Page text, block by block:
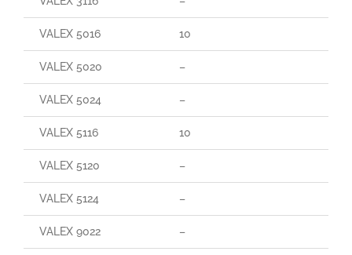
VALEX 5016 10
VALEX 5020 –
VALEX 5024 –
VALEX 5116 10
VALEX 5120 –
VALEX 5124 –
VALEX 9022 –